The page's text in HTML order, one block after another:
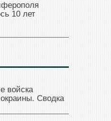
10 лет
войска
Сводка